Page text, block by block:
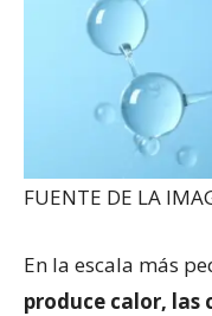
FUENTE DE LA
En la escala más
produce calor, las